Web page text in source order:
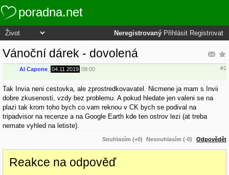
poradna.net
Neregistrovaný Přihlásit Registrovat
Vánoční dárek - dovolená
Al Capone 04.11.2019 08:00 #1
Tak Invia neni cestovka, ale zprostredkovavatel. Nicmene ja mam s Invii
dobre zkusenosti, vzdy bez problemu. A pokud hledate jen valeni se na
plazi tak krom toho bych co vam reknou v CK bych se podival na
tripadvisor na recenze a na Google Earth kde ten ostrov lezi (at treba
nemate vyhled na letiste).
Souhlasím (+0) Nesouhlasím (-0) Odpovědět
Reakce na odpověď